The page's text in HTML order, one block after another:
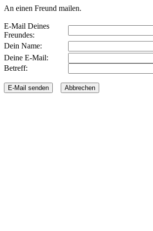
An einen Freund mailen.
E-Mail Deines
Freundes:
Dein Name:
Deine E-Mail:
Betreff: